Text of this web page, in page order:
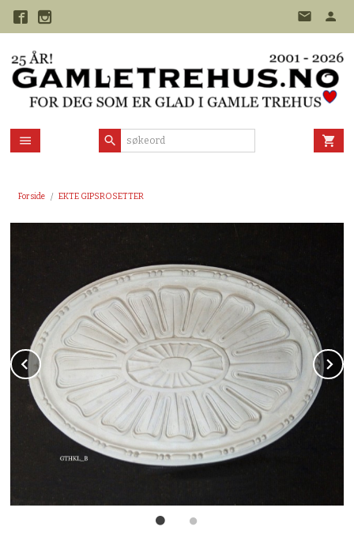
Forside EKTE GIPSROSETTER
Prev